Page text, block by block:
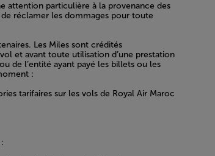
attention particulière à la provenance des
de réclamer les dommages pour toute
Les Miles sont crédités
et avant toute utilisation d’une prestation
de l’entité ayant payé les billets ou les
:
tarifaires sur les vols de Royal Air Maroc